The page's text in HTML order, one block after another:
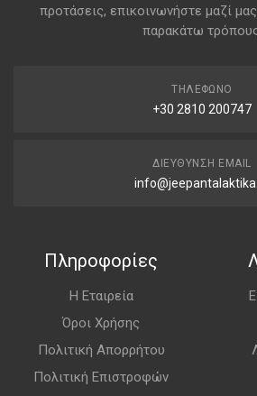
προτάσεις, επικοινωνήστε μαζί
παρακάτω
ΤΗΛΈΦΩΝΟ
+30 2810 200747
ΔΙΕΎΘΥΝΣΗ EMAIL
Πληροφορίες
Η Εταιρεία
Όροι Χρήσης
Πολιτική Απορρήτου
Πολιτική Επιστροφών